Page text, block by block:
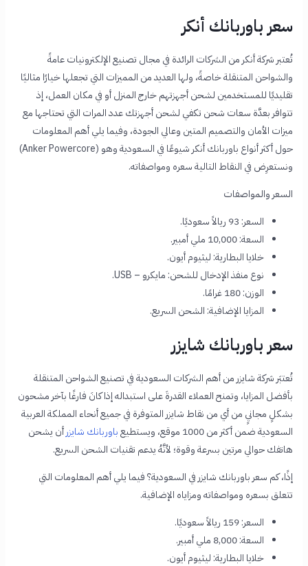
سعر باوربانك أنكر
تُعتبر شركة أنكر من الشركات الرائدة في مجال تصنيع الإلكترونيات عامةً
والشواحن المتنقلة خاصةً، ولها العديد من المميزات التي تجعلها خيارًا مثاليًا
تقليديًا للمستخدمين لشحن أجهزتهم خارج المنزل أو في مكان العمل، إذ
تتوافر بعدَّة سعات شحن تكفي لشحن أجهزتك عدد المرات التي تحتاجها مع
ميزات الأمان والتصميم المتين وعالي الجودة، وفيما يلي أهم المعلومات
حول أكثر أنواع باوربانك أنكر شيوعًا في السعودية وهو (Anker Powercore)
ونستعرِض في النقاط التالية سعره ومواصفاته.
السعر والمواصفات
السعر: 93 ريالاً سعوديًا.
السعة: 10,000 ملي أمبير.
خلايا البطارية: ليثيوم أيون.
نوع منفذ الإدخال للشحن: مايكرو – USB.
الوزن: 180 غرامًا.
المزايا الإضافية: الشحن السريع.
سعر باوربانك شايزر
تُعتبَر شركة شايزر من أهم الشركات السعودية في تصنيع الشواحن المتنقلة
بأفضل المزايا، وتمنح العملاء القدرةَ على استبداله إذا كانَ فارغًا بآخر مشحون
بشكلٍ مجانيٍ من أي من نقاط شايزر المتوفرة في جميع أنحاء المملكة العربية
السعودية ضمن أكثر من 1000 موقع، ويستطيع
باوربانك شايزرأن يشحن
هاتفك حوالي مرتين بسرعة وقوة؛ لأنَّهُ يدعم تقنيات الشحن السريع.
إذًا، كم سعر باوربانك شايزر في السعودية؟ فيما يلي أهم المعلومات التي
تتعلق بسعره ومواصفاته ومزاياه الإضافية.
السعر: 159 ريالاً سعوديًا.
السعة: 8,000 ملي أمبير.
خلايا البطارية: ليثيوم أيون.